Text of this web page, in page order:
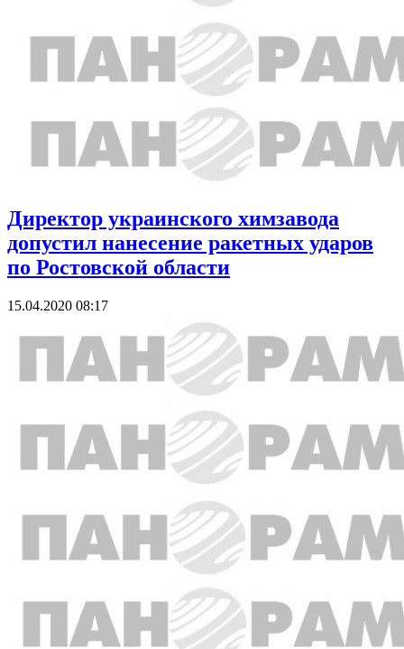
Директор украинского химзавода
допустил нанесение ракетных ударов
по Ростовской области
15.04.2020 08:17